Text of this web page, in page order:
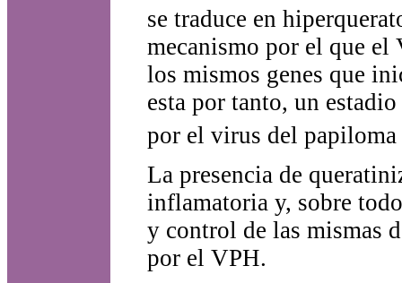
se traduce en
mecanismo por el que el
los mismos genes que
esta por tanto, un
por el virus del papiloma
La presencia de
inflamatoria y, sobre
y control de las mismas
por el VPH.